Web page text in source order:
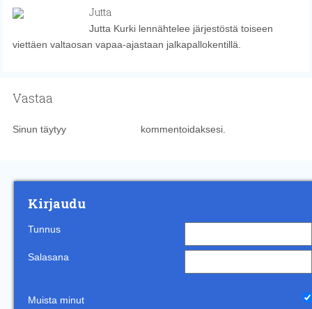
Jutta
Jutta Kurki lennähtelee järjestöstä toiseen
viettäen valtaosan vapaa-ajastaan jalkapallokentillä.
Vastaa
Sinun täytyy kommentoidaksesi.
Kirjaudu
Tunnus
Salasana
Muista minut